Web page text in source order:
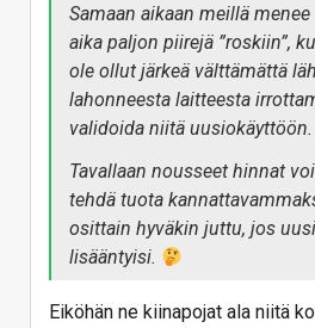
Samaan aikaan meillä
aika paljon piirejä ”roskiin”,
ole ollut järkeä välttämättä
lahonneesta laitteesta
validoida niitä uusiokäyttöön.
Tavallaan nousseet hinnat
tehdä tuota
osittain hyväkin juttu, jos
lisääntyisi.
Eiköhän ne kiinapojat ala niitä